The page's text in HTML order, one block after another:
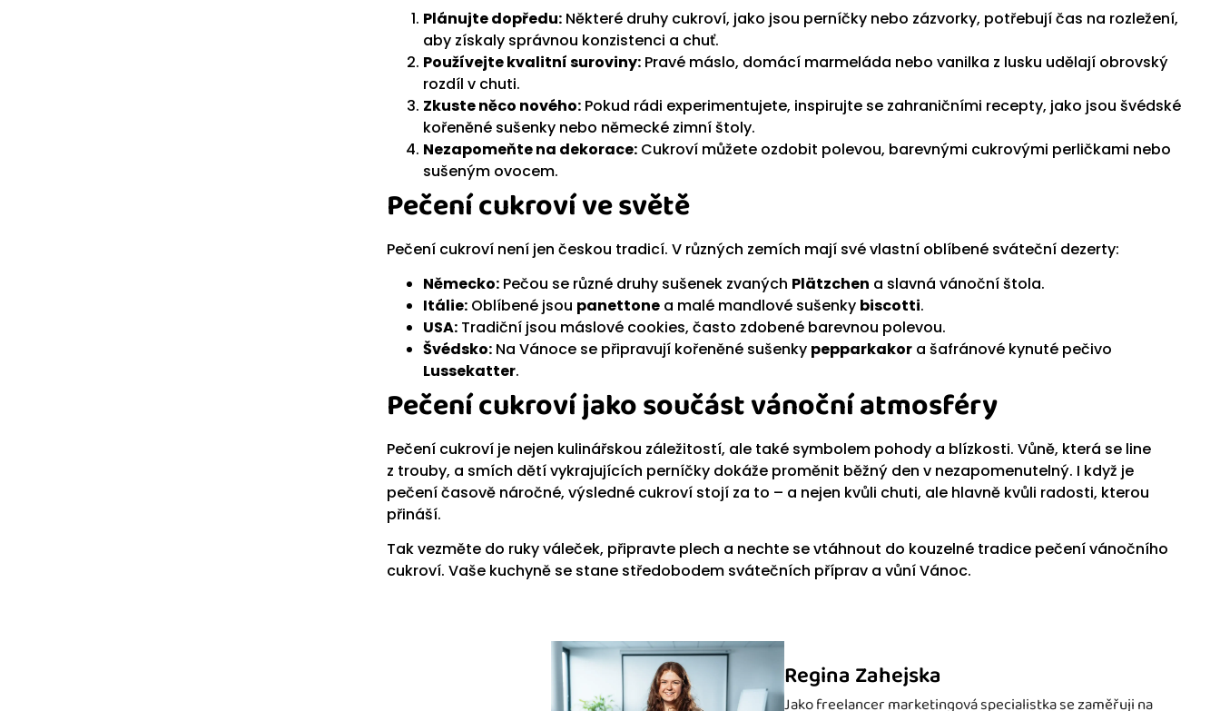
Plánujte dopředu: Některé druhy cukroví, jako jsou perníčky nebo zázvorky, potřebují čas na rozležení,
aby získaly správnou konzistenci a chuť.
Používejte kvalitní suroviny: Pravé máslo, domácí marmeláda nebo vanilka z lusku udělají obrovský
rozdíl v chuti.
Zkuste něco nového: Pokud rádi experimentujete, inspirujte se zahraničními recepty, jako jsou švédské
kořeněné sušenky nebo německé zimní štoly.
Nezapomeňte na dekorace: Cukroví můžete ozdobit polevou, barevnými cukrovými perličkami nebo
sušeným ovocem.
Pečení cukroví ve světě
Pečení cukroví není jen českou tradicí. V různých zemích mají své vlastní oblíbené sváteční dezerty:
Německo: Pečou se různé druhy sušenek zvaných Plätzchen a slavná vánoční štola.
Itálie: Oblíbené jsou panettone a malé mandlové sušenky biscotti.
USA: Tradiční jsou máslové cookies, často zdobené barevnou polevou.
Švédsko: Na Vánoce se připravují kořeněné sušenky pepparkakor a šafránové kynuté pečivo
Lussekatter.
Pečení cukroví jako součást vánoční atmosféry
Pečení cukroví je nejen kulinářskou záležitostí, ale také symbolem pohody a blízkosti. Vůně, která se line
z trouby, a smích dětí vykrajujících perníčky dokáže proměnit běžný den v nezapomenutelný. I když je
pečení časově náročné, výsledné cukroví stojí za to – a nejen kvůli chuti, ale hlavně kvůli radosti, kterou
přináší.
Tak vezměte do ruky váleček, připravte plech a nechte se vtáhnout do kouzelné tradice pečení vánočního
cukroví. Vaše kuchyně se stane středobodem svátečních příprav a vůní Vánoc.
Regina Zahejska
Jako freelancer marketingová specialistka se zaměřuji na